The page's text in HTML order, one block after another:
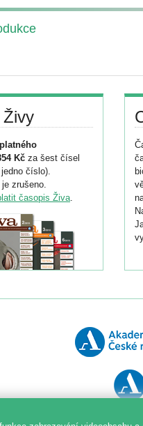
Živy
Kč za šest čísel
číslo).
je zrušeno.
časopis Živa.